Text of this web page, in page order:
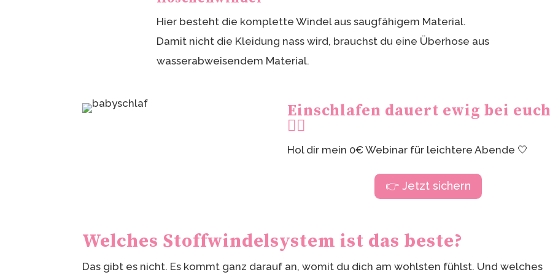
Hier besteht die komplette Windel aus saugfähigem Material.
Damit nicht die Kleidung nass wird, brauchst du eine Überhose aus
wasserabweisendem Material.
Einschlafen dauert ewig bei
😮‍💨
Hol dir mein 0€ Webinar für leichtere Abende 🤍
👉 Jetzt sichern
Welches Stoffwindelsystem ist das beste?
Das gibt es nicht. Es kommt ganz darauf an, womit du dich am wohlsten fühlst. Und welches